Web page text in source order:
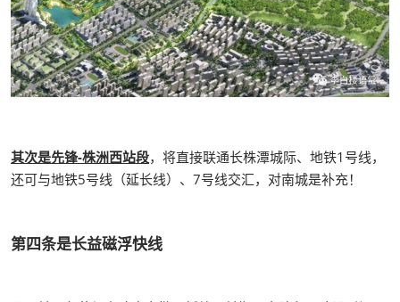
其次是先锋-株洲西站段，将直接联通长株潭城际、地铁1号线，
还可与地铁5号线（延长线）、7号线交汇，对南城是补充！
第四条是长益磁浮快线